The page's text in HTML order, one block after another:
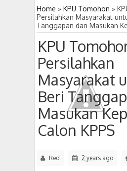
08:03 AM
ADVETORIAL JONRU
Home » KPU Tomohon »
Persilahkan Masyarakat
Tanggapan dan Masukan
KPU
Persilahkan
Masyarakat
Beri
Masukan
Calon KPPS
Red 2 years ago